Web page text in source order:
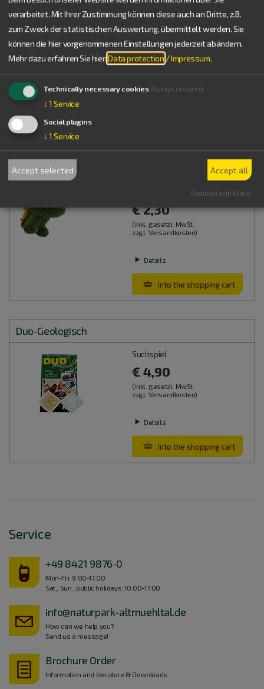
Band 69
€ 9,95
(inkl. gesetzl. MwSt.
zzgl. Versandkosten)
Details
Plüschtier "Fossi" (10 cm)
Maskottchen des Naturpark
€ 2,30
(inkl. gesetzl. MwSt.
zzgl. Versandkosten)
Details
Into the shopping cart
Duo-Geologisch
Suchspiel
€ 4,90
(inkl. gesetzl. MwSt.
zzgl. Versandkosten)
Details
Into the shopping cart
Service
+49 8421 9876-0
Mon-Fri: 9:00-17:00
Sat., Sun., public holidays: 10:00-17:00
info@naturpark-altmuehltal.de
How can we help you?
Send us a message!
Brochure Order
Information and literature & Downloads
verarbeitet. Mit Ihrer Zustimmung können diese auch an Dritte, z.B.
zum Zweck der statistischen Auswertung, übermittelt werden. Sie
können die hier vorgenommenen Einstellungen jederzeit abändern.
Mehr dazu erfahren Sie hier:Data protection /Impressum.
Technically necessary cookies (Always required)
↓ 1 Service
Social plugins
↓ 1 Service
Accept selected Accept all
Realized with Klaro!